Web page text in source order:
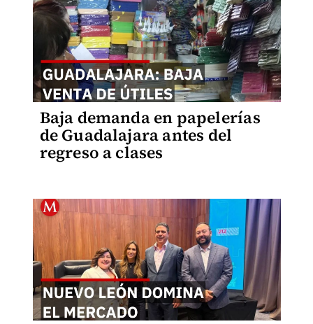
Baja demanda en papelerías
de Guadalajara antes del
regreso a clases